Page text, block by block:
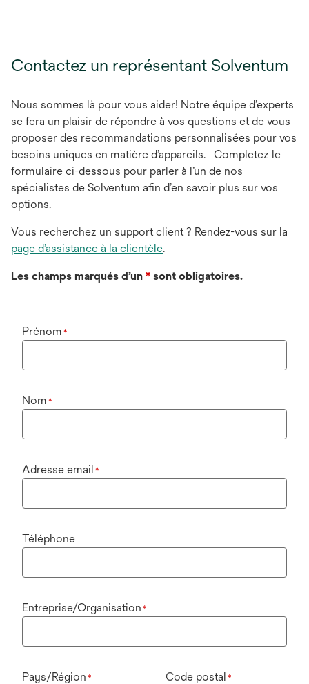
Contactez un représentant Solventum
Nous sommes là pour vous aider! Notre équipe d’experts
se fera un plaisir de répondre à vos questions et de vous
proposer des recommandations personnalisées pour vos
besoins uniques en matière d’appareils. Completez le
formulaire ci-dessous pour parler à l’un de nos
spécialistes de Solventum afin d’en savoir plus sur vos
options.
Vous recherchez un support client ? Rendez-vous sur la
page d’assistance à la clientèle.
Les champs marqués d’un * sont obligatoires.
Prénom *
Nom *
Adresse email *
Téléphone
Entreprise/Organisation *
Pays/Région * Code postal *